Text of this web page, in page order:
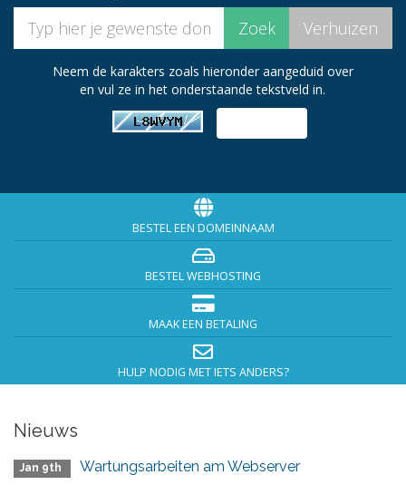
Neem de karakters zoals hieronder aangeduid over
en vul ze in het onderstaande tekstveld in.
BESTEL EEN DOMEINNAAM
BESTEL WEBHOSTING
MAAK EEN BETALING
HULP NODIG MET IETS ANDERS?
Nieuws
Jan 9th Wartungsarbeiten am Webserver